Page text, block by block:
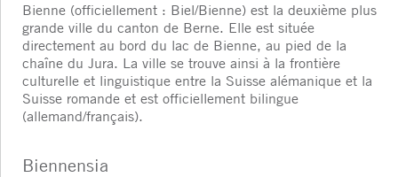
Bienne (officiellement : Biel/Bienne) est la deuxième plus
grande ville du canton de Berne. Elle est située
directement au bord du lac de Bienne, au pied de la
chaîne du Jura. La ville se trouve ainsi à la frontière
culturelle et linguistique entre la Suisse alémanique et la
Suisse romande et est officiellement bilingue
(allemand/français).
Biennensia